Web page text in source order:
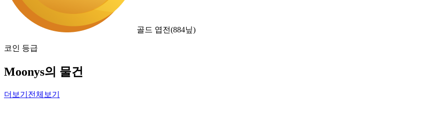
골드 엽전(884닢)
코인 등급
Moonys의 물건
더보기 전체보기